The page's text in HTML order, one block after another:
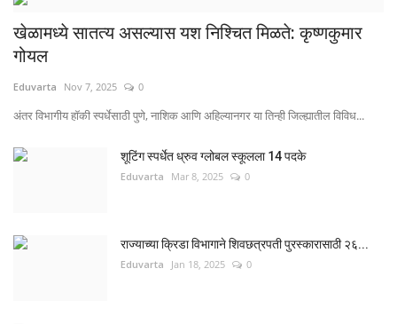
खेळामध्ये सातत्य असल्यास यश निश्चित मिळते: कृष्णकुमार
गोयल
Eduvarta Nov 7, 2025 0
अंतर विभागीय हॉकी स्पर्धेसाठी पुणे, नाशिक आणि अहिल्यानगर या तिन्ही जिल्ह्यातील विविध...
शूटिंग स्पर्धेत ध्रुव ग्लोबल स्कूलला 14 पदके
Eduvarta Mar 8, 2025 0
राज्याच्या क्रिडा विभागाने शिवछत्रपती पुरस्कारासाठी २६...
Eduvarta Jan 18, 2025 0